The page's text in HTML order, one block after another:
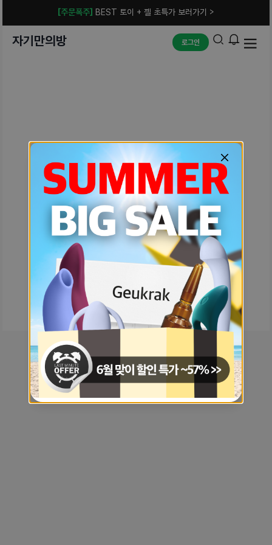
[주문폭주] BEST 토이 + 젤 초특가 보러가기 >
자기만의방 로그인
예상치 못한 에러입니다.